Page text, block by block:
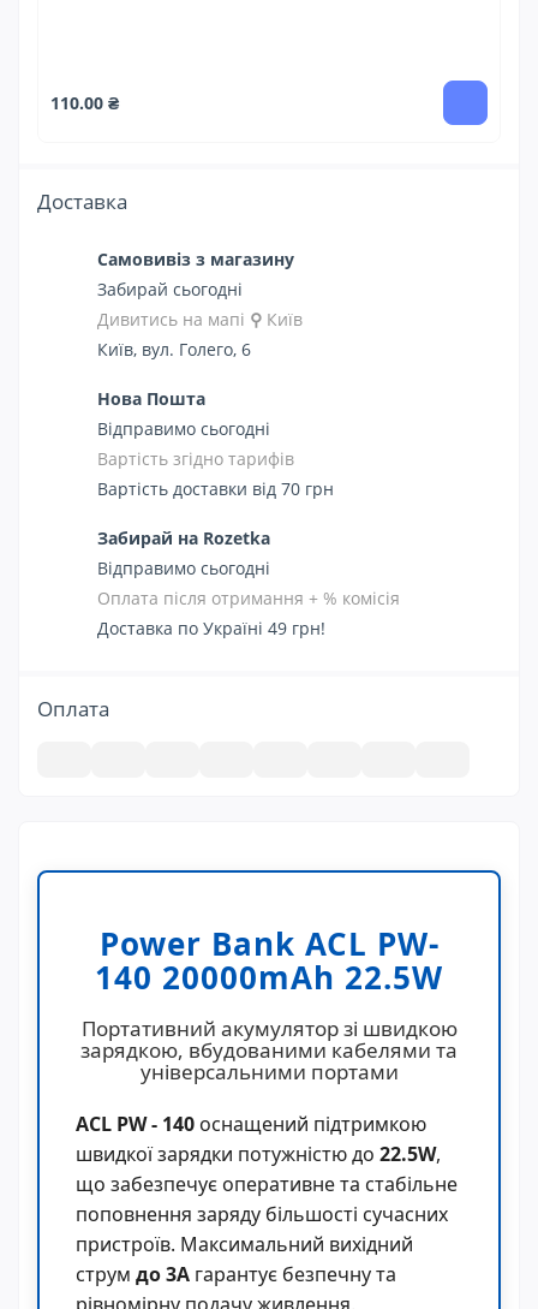
110.00 ₴
Доставка
Самовивіз з магазину
Забирай сьогодні
Дивитись на мапі ⚲ Київ
Київ, вул. Голего, 6
Нова Пошта
Відправимо сьогодні
Вартість згідно тарифів
Вартість доставки від 70 грн
Забирай на Rozetka
Відправимо сьогодні
Оплата після отримання + % комісія
Доставка по Україні 49 грн!
Оплата
Power Bank ACL PW-
140 20000mAh 22.5W
Портативний акумулятор зі швидкою
зарядкою, вбудованими кабелями та
універсальними портами
ACL PW - 140 оснащений підтримкою
швидкої зарядки потужністю до 22.5W,
що забезпечує оперативне та стабільне
поповнення заряду більшості сучасних
пристроїв. Максимальний вихідний
струм до 3А гарантує безпечну та